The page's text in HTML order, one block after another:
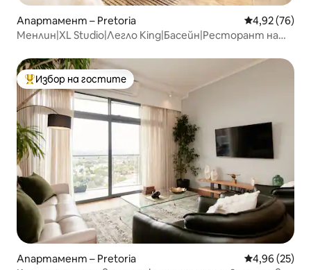
Апартамент – Pretoria Средна
4,92 (76)
Менлин|XL Studio|Легло King|Басейн|Ресторант на
Най-популярен избор на гостите
Избор на гостите
Апартамент – Pretoria Средна
4,96 (25)